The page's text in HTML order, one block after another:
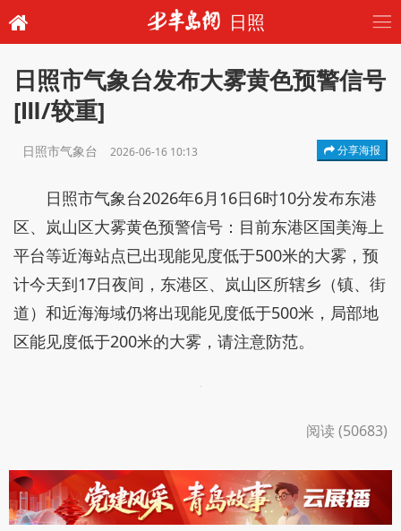
日照
日照市气象台发布大雾黄色预警信号
[Ⅲ/较重]
日照市气象台 2026-06-16 10:13 分享海报
日照市气象台2026年6月16日6时10分发布东港
区、岚山区大雾黄色预警信号：目前东港区国美海上
平台等近海站点已出现能见度低于500米的大雾，预
计今天到17日夜间，东港区、岚山区所辖乡（镇、街
道）和近海海域仍将出现能见度低于500米，局部地
区能见度低于200米的大雾，请注意防范。
阅读 (50683)